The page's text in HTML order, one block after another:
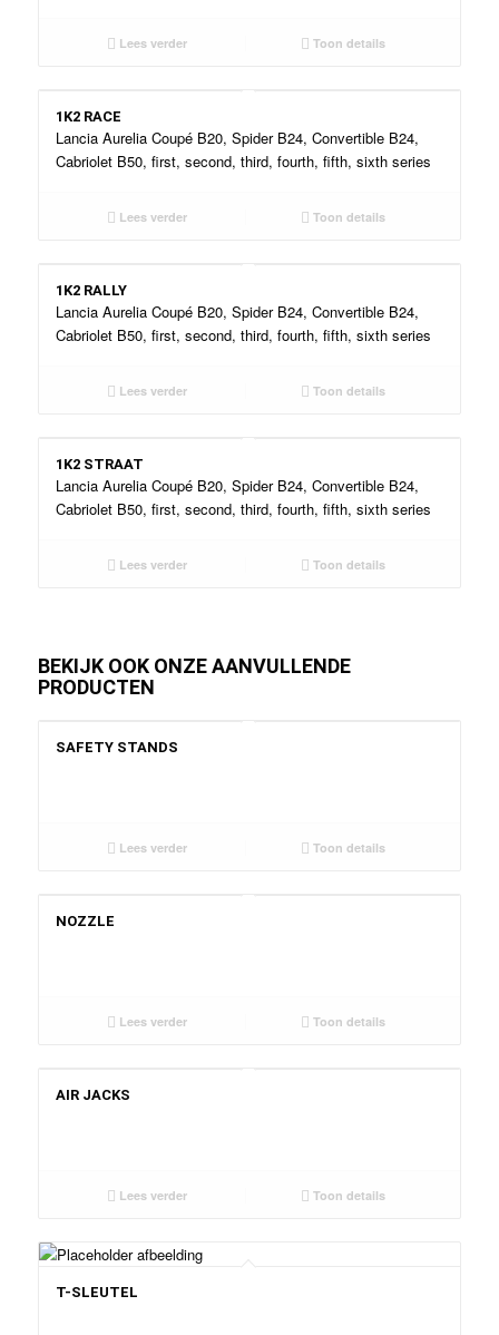
Lees verder Toon details
1K2 RACE
Lancia Aurelia Coupé B20, Spider B24, Convertible B24,
Cabriolet B50, first, second, third, fourth, fifth, sixth series
Lees verder Toon details
1K2 RALLY
Lancia Aurelia Coupé B20, Spider B24, Convertible B24,
Cabriolet B50, first, second, third, fourth, fifth, sixth series
Lees verder Toon details
1K2 STRAAT
Lancia Aurelia Coupé B20, Spider B24, Convertible B24,
Cabriolet B50, first, second, third, fourth, fifth, sixth series
Lees verder Toon details
BEKIJK OOK ONZE AANVULLENDE
PRODUCTEN
SAFETY STANDS
Lees verder Toon details
NOZZLE
Lees verder Toon details
AIR JACKS
Lees verder Toon details
T-SLEUTEL